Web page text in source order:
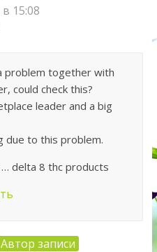
в 15:08
problem together with
could check this?
leader and a big
due to this problem.
delta 8 thc products
Автор записи